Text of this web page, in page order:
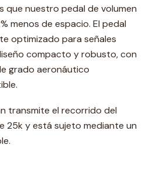
nuestro pedal de volumen
menos de espacio. El pedal
optimizado para señales
compacto y robusto, con
grado aeronáutico
transmite el recorrido del
25k y está sujeto mediante un